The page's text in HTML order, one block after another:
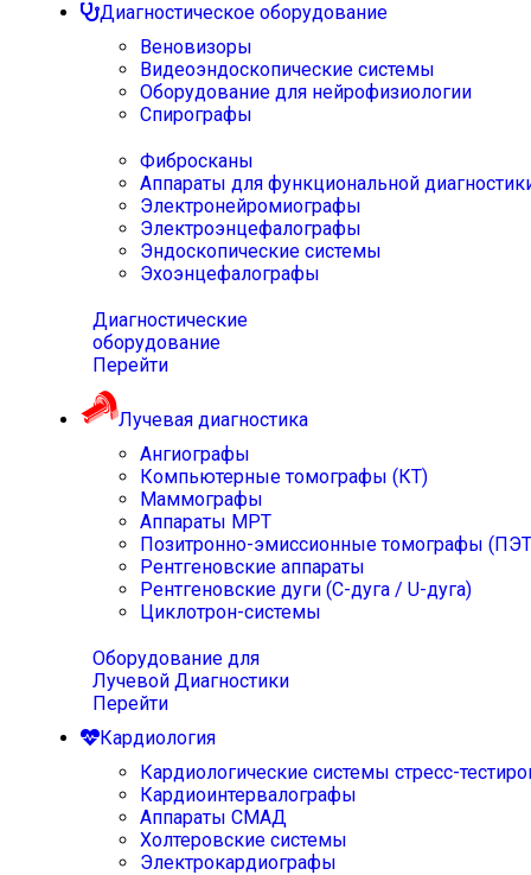
Диагностическое оборудование
Веновизоры
Видеоэндоскопические системы
Оборудование для нейрофизиологии
Спирографы
Фибросканы
Аппараты для функциональной
Электронейромиографы
Электроэнцефалографы
Эндоскопические системы
Эхоэнцефалографы
Диагностические
оборудование
Перейти
Лучевая диагностика
Ангиографы
Компьютерные томографы (КТ)
Маммографы
Аппараты МРТ
Позитронно-эмиссионные томографы
Рентгеновские аппараты
Рентгеновские дуги (С-дуга / U-дуга)
Циклотрон-системы
Оборудование для
Лучевой Диагностики
Перейти
Кардиология
Кардиологические системы стресс-
Кардиоинтервалографы
Аппараты СМАД
Холтеровские системы
Электрокардиографы